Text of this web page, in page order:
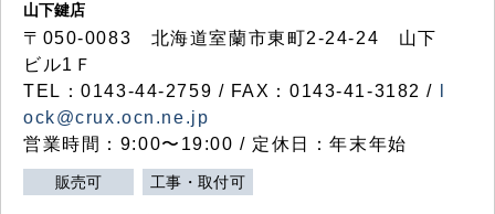
山下鍵店
〒050-0083 北海道室蘭市東町2-24-24 山下
ビル1Ｆ
TEL：0143-44-2759 / FAX：0143-41-3182 /
ock@crux.ocn.ne.jp
営業時間：9:00〜19:00 / 定休日：年末年始
販売可 工事・取付可